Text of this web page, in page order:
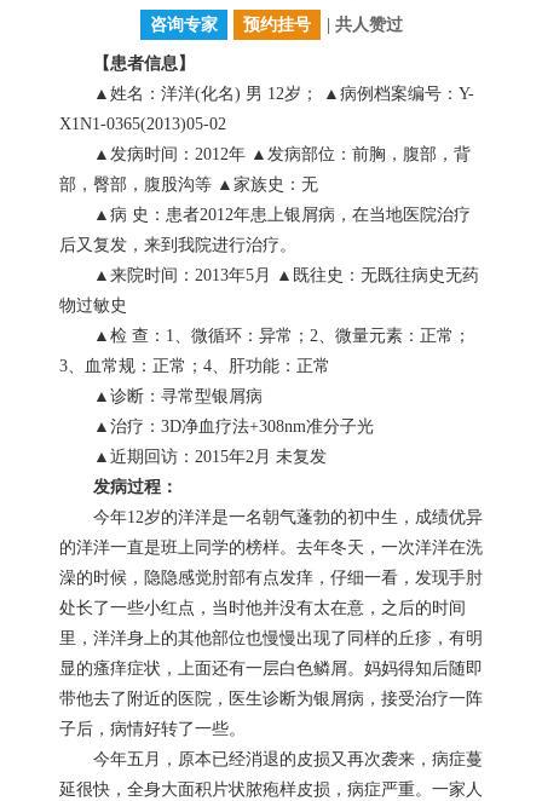
咨询专家 预约挂号 | 共人赞过
【患者信息】
▲姓名：洋洋(化名) 男 12岁； ▲病例档案编号：Y-
X1N1-0365(2013)05-02
▲发病时间：2012年 ▲发病部位：前胸，腹部，背
部，臀部，腹股沟等 ▲家族史：无
▲病 史：患者2012年患上银屑病，在当地医院治疗
后又复发，来到我院进行治疗。
▲来院时间：2013年5月 ▲既往史：无既往病史无药
物过敏史
▲检 查：1、微循环：异常；2、微量元素：正常；
3、血常规：正常；4、肝功能：正常
▲诊断：寻常型银屑病
▲治疗：3D净血疗法+308nm准分子光
▲近期回访：2015年2月 未复发
发病过程：
今年12岁的洋洋是一名朝气蓬勃的初中生，成绩优异
的洋洋一直是班上同学的榜样。去年冬天，一次洋洋在洗
澡的时候，隐隐感觉肘部有点发痒，仔细一看，发现手肘
处长了一些小红点，当时他并没有太在意，之后的时间
里，洋洋身上的其他部位也慢慢出现了同样的丘疹，有明
显的瘙痒症状，上面还有一层白色鳞屑。妈妈得知后随即
带他去了附近的医院，医生诊断为银屑病，接受治疗一阵
子后，病情好转了一些。
今年五月，原本已经消退的皮损又再次袭来，病症蔓
延很快，全身大面积片状脓疱样皮损，病症严重。一家人